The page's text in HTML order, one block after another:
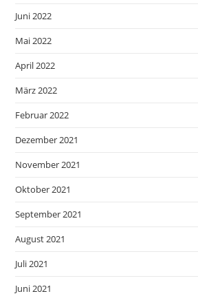
Juni 2022
Mai 2022
April 2022
März 2022
Februar 2022
Dezember 2021
November 2021
Oktober 2021
September 2021
August 2021
Juli 2021
Juni 2021